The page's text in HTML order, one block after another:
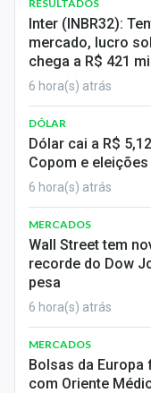
RESULTADOS
Inter (INBR32):
mercado, lucro
chega a R$ 421
6 hora(s) atrás
DÓLAR
Dólar cai a R$
Copom e
6 hora(s) atrás
MERCADOS
Wall Street tem
recorde do Dow
pesa
6 hora(s) atrás
MERCADOS
Bolsas da
com Oriente